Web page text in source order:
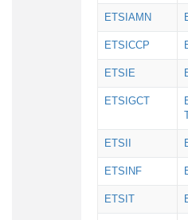
ETSIAMN
ETSICCP
ETSIE
ETSIGCT
ETSII
ETSINF
ETSIT